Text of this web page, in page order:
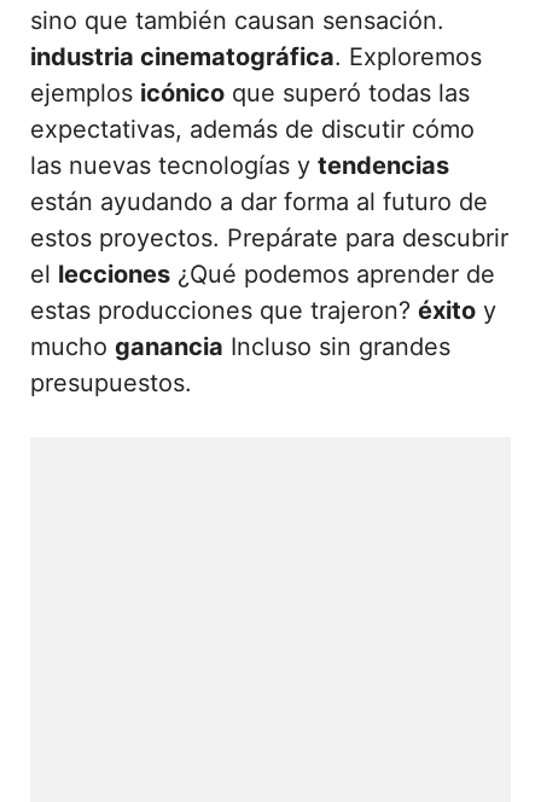
sino que también causan sensación.
industria cinematográfica. Exploremos
ejemplos icónico que superó todas las
expectativas, además de discutir cómo
las nuevas tecnologías y tendencias
están ayudando a dar forma al futuro de
estos proyectos. Prepárate para descubrir
el lecciones ¿Qué podemos aprender de
estas producciones que trajeron? éxito y
mucho ganancia Incluso sin grandes
presupuestos.